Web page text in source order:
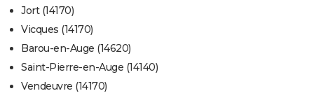
Jort (14170)
Vicques (14170)
Barou-en-Auge (14620)
Saint-Pierre-en-Auge (14140)
Vendeuvre (14170)